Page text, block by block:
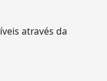
através da